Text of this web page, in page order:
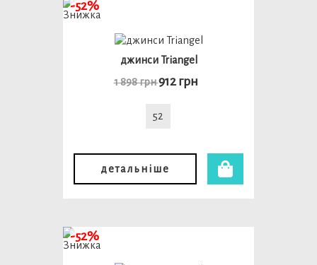
джинси Triangel
1 898 грн912 грн
52
детальніше
-52%
-52%